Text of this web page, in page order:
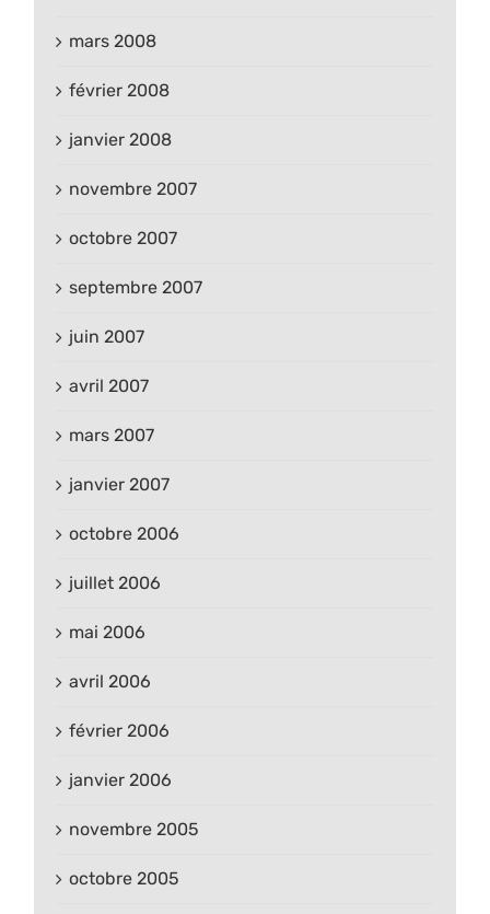
mars 2008
février 2008
janvier 2008
novembre 2007
octobre 2007
septembre 2007
juin 2007
avril 2007
mars 2007
janvier 2007
octobre 2006
juillet 2006
mai 2006
avril 2006
février 2006
janvier 2006
novembre 2005
octobre 2005